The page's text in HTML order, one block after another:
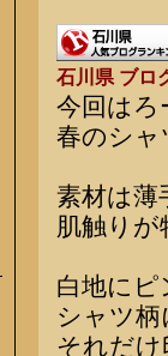
石川県 ブロ
今回はろ
春のシャ
素材は
肌触りが
白地に
シャツ
それだ